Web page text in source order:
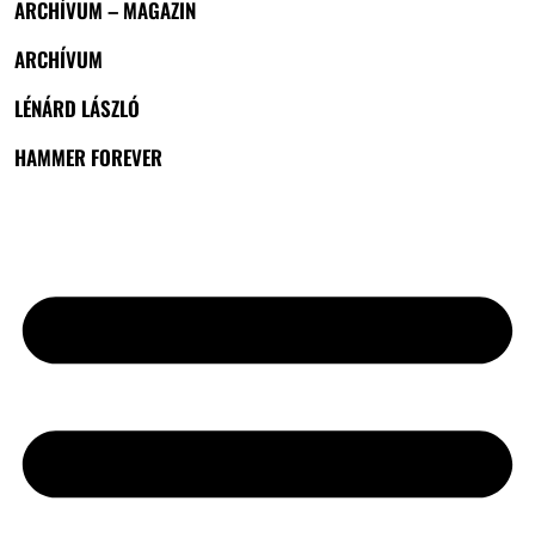
ARCHÍVUM – MAGAZIN
ARCHÍVUM
LÉNÁRD LÁSZLÓ
HAMMER FOREVER